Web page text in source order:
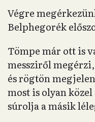
Végre
Belphegorék
Tömpe már ott is
messziről
és rögtön
most is olyan
súrolja a másik